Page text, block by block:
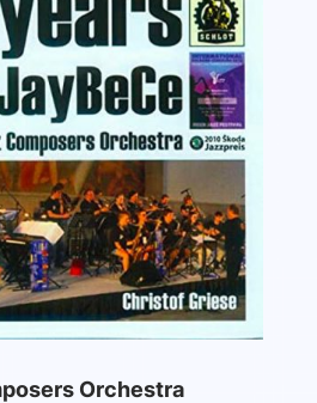
Orchestra